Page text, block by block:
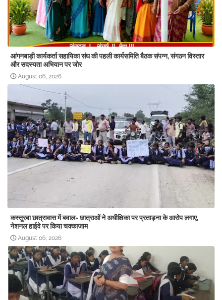
आंगनबाड़ी कार्यकर्ता सहायिका संघ की पहली कार्यसमिति बैठक संपन्न, संगठन विस्तार
और सदस्यता अभियान पर जोर
August 06, 2026
कस्तूरबा छात्रावास में बवाल- छात्राओं ने अधीक्षिका पर प्रताड़ना के आरोप लगाए,
नेशनल हाईवे पर किया चक्काजाम
August 06, 2026